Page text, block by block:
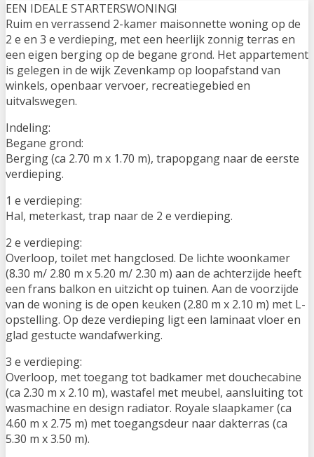
EEN IDEALE STARTERSWONING!
Ruim en verrassend 2-kamer maisonnette woning op de
2 e en 3 e verdieping, met een heerlijk zonnig terras en
een eigen berging op de begane grond. Het appartement
is gelegen in de wijk Zevenkamp op loopafstand van
winkels, openbaar vervoer, recreatiegebied en
uitvalswegen.
Indeling:
Begane grond:
Berging (ca 2.70 m x 1.70 m), trapopgang naar de eerste
verdieping.
1 e verdieping:
Hal, meterkast, trap naar de 2 e verdieping.
2 e verdieping:
Overloop, toilet met hangclosed. De lichte woonkamer
(8.30 m/ 2.80 m x 5.20 m/ 2.30 m) aan de achterzijde heeft
een frans balkon en uitzicht op tuinen. Aan de voorzijde
van de woning is de open keuken (2.80 m x 2.10 m) met L-
opstelling. Op deze verdieping ligt een laminaat vloer en
glad gestucte wandafwerking.
3 e verdieping:
Overloop, met toegang tot badkamer met douchecabine
(ca 2.30 m x 2.10 m), wastafel met meubel, aansluiting tot
wasmachine en design radiator. Royale slaapkamer (ca
4.60 m x 2.75 m) met toegangsdeur naar dakterras (ca
5.30 m x 3.50 m).